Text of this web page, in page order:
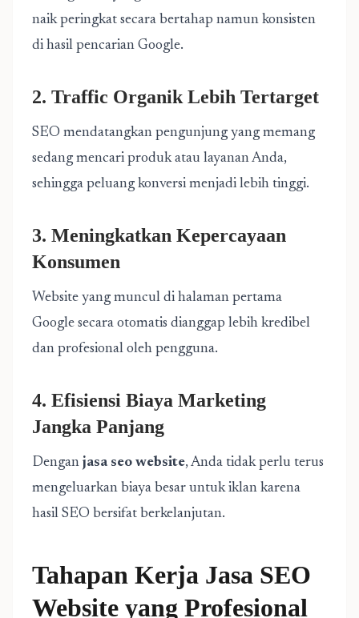
naik peringkat secara bertahap namun konsisten
di hasil pencarian Google.
2. Traffic Organik Lebih Tertarget
SEO mendatangkan pengunjung yang memang
sedang mencari produk atau layanan Anda,
sehingga peluang konversi menjadi lebih tinggi.
3. Meningkatkan Kepercayaan
Konsumen
Website yang muncul di halaman pertama
Google secara otomatis dianggap lebih kredibel
dan profesional oleh pengguna.
4. Efisiensi Biaya Marketing
Jangka Panjang
Dengan jasa seo website, Anda tidak perlu terus
mengeluarkan biaya besar untuk iklan karena
hasil SEO bersifat berkelanjutan.
Tahapan Kerja Jasa SEO
Website yang Profesional